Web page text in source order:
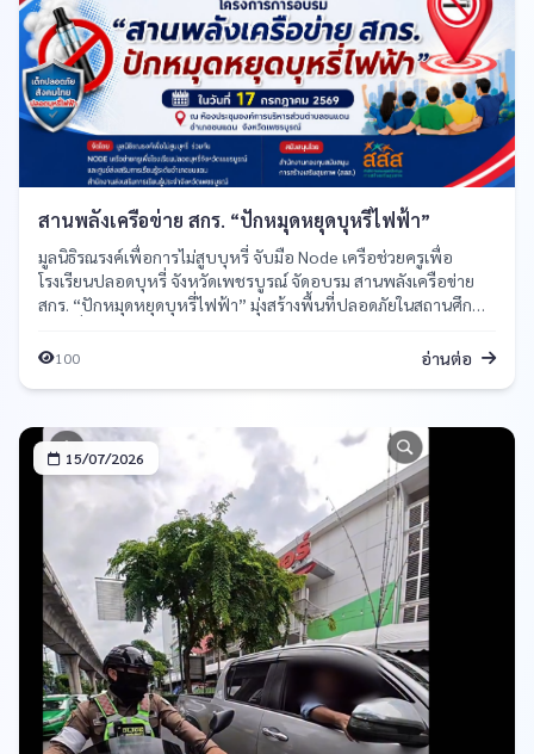
สานพลังเครือข่าย สกร. “ปักหมุดหยุดบุหรี่ไฟฟ้า”
มูลนิธิรณรงค์เพื่อการไม่สูบบุหรี่ จับมือ Node เครือช่วยครูเพื่อ
โรงเรียนปลอดบุหรี่ จังหวัดเพชรบูรณ์ จัดอบรม สานพลังเครือข่าย
สกร. “ปักหมุดหยุดบุหรี่ไฟฟ้า” มุ่งสร้างพื้นที่ปลอดภัยในสถานศึกษา
100 อ่านต่อ
15/07/2026